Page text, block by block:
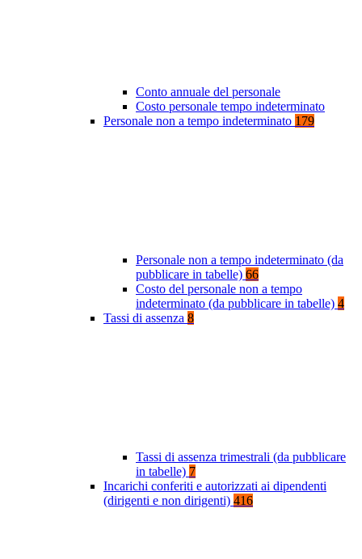
Conto annuale del personale
Costo personale tempo indeterminato
Personale non a tempo indeterminato 179
Personale non a tempo indeterminato (da
pubblicare in tabelle) 66
Costo del personale non a tempo
indeterminato (da pubblicare in tabelle) 4
Tassi di assenza 8
Tassi di assenza trimestrali (da pubblicare
in tabelle) 7
Incarichi conferiti e autorizzati ai dipendenti
(dirigenti e non dirigenti) 416